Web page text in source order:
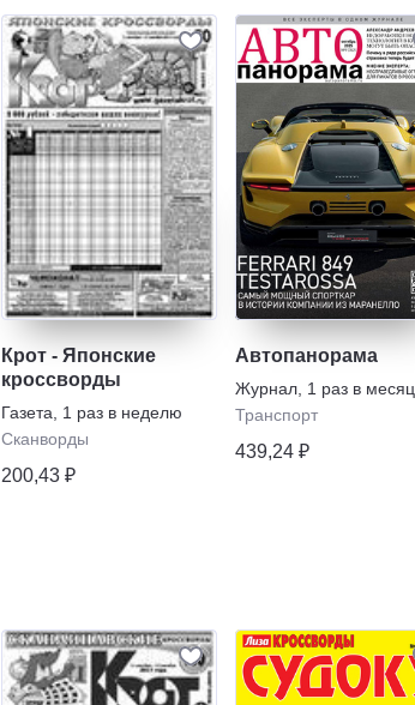
Крот - Японские
кроссворды
Газета
1 раз в неделю
Сканворды
200,43 ₽
Автопанорама
Журнал 1 раз в месяц
Транспорт
439,24 ₽